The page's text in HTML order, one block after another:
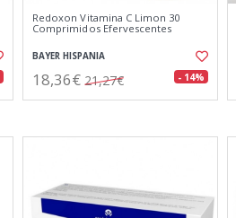
Redoxon Vitamina C Limon 30
Comprimidos Efervescentes
BAYER HISPANIA
18,36€ 21,27€ - 14%